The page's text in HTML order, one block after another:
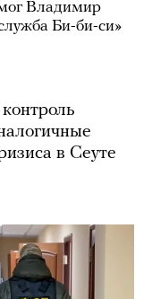
Владимир
Би-би-си»
в Сеуте